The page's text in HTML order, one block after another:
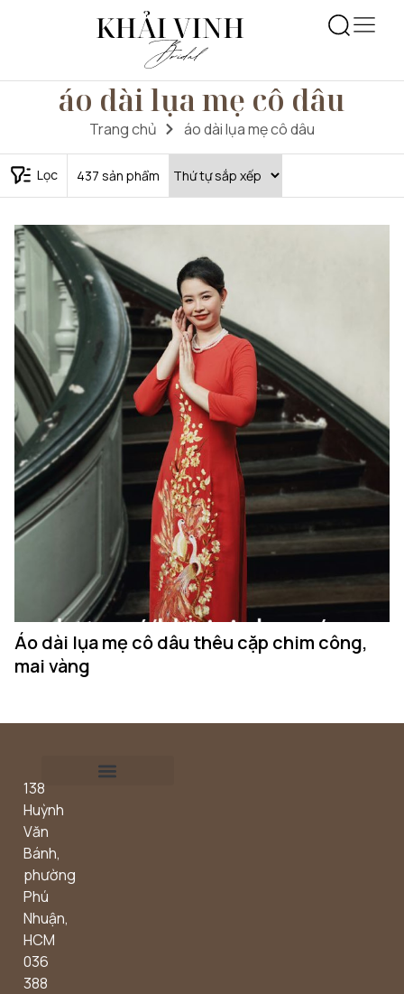
áo dài lụa mẹ cô dâu
Trang chủ áo dài lụa mẹ cô dâu
Lọc 437 sản phẩm
Áo dài lụa mẹ cô dâu thêu cặp chim công,
mai vàng
138
Huỳnh
Văn
Bánh,
phường
Phú
Nhuận,
HCM
036
388